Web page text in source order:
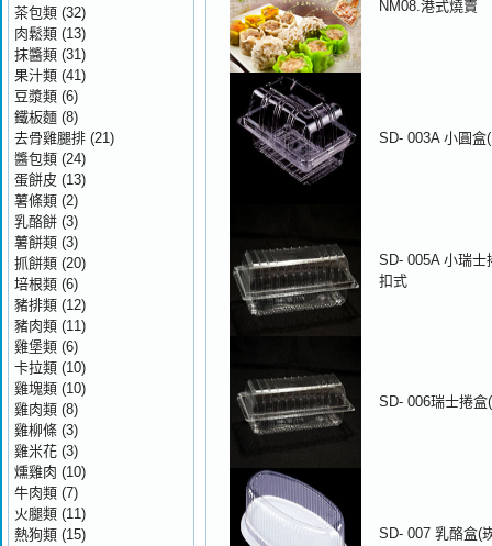
NM08.港式燒賣
SD- 003A 小圓盒
SD- 005A 小瑞士
扣式
SD- 006瑞士捲盒
SD- 007 乳酪盒(
茶包類 (32)
肉鬆類 (13)
抹醬類 (31)
果汁類 (41)
豆漿類 (6)
鐵板麵 (8)
去骨雞腿排 (21)
醬包類 (24)
蛋餅皮 (13)
薯條類 (2)
乳酪餅 (3)
薯餅類 (3)
抓餅類 (20)
培根類 (6)
豬排類 (12)
豬肉類 (11)
雞堡類 (6)
卡拉類 (10)
雞塊類 (10)
雞肉類 (8)
雞柳條 (3)
雞米花 (3)
燻雞肉 (10)
牛肉類 (7)
火腿類 (11)
熱狗類 (15)